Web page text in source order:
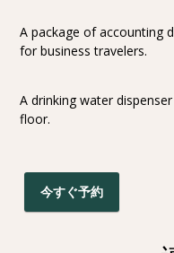
A package of accounting
for business travelers.
A drinking water
floor.
今すぐ予約